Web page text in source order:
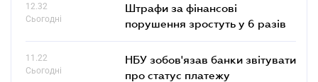
12.32
Сьогодні
Штрафи за фінансові
порушення зростуть у 6 разів
11.22
Сьогодні
НБУ зобов'язав банки звітувати
про статус платежу